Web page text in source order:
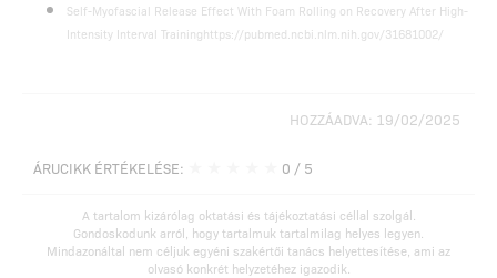
Self-Myofascial Release Effect With Foam Rolling on Recovery After High-
Intensity Interval Traininghttps://pubmed.ncbi.nlm.nih.gov/31681002/
HOZZÁADVA: 19/02/2025
ÁRUCIKK ÉRTÉKELÉSE: 0 / 5
A tartalom kizárólag oktatási és tájékoztatási céllal szolgál.
Gondoskodunk arról, hogy tartalmuk tartalmilag helyes legyen.
Mindazonáltal nem céljuk egyéni szakértői tanács helyettesítése, ami az
olvasó konkrét helyzetéhez igazodik.